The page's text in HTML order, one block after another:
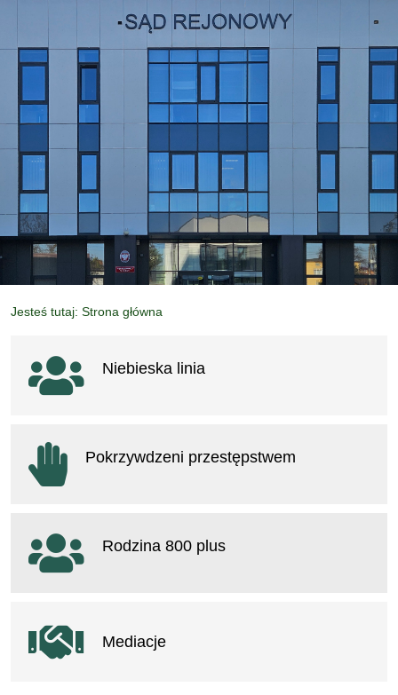
Jesteś tutaj: Strona główna
Ważne linki
Niebieska linia
Pokrzywdzeni przestępstwem
Rodzina 800 plus
Mediacje